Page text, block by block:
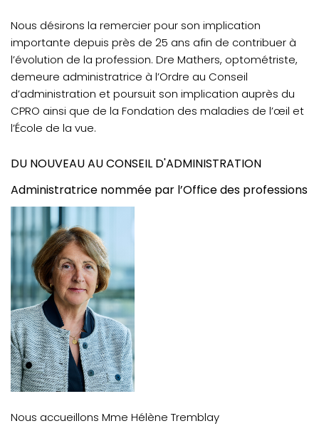
Nous désirons la remercier pour son implication
importante depuis près de 25 ans afin de contribuer à
l’évolution de la profession. Dre Mathers, optométriste,
demeure administratrice à l’Ordre au Conseil
d’administration et poursuit son implication auprès du
CPRO ainsi que de la Fondation des maladies de l’œil et
l’École de la vue.
DU NOUVEAU AU CONSEIL D'ADMINISTRATION
Administratrice nommée par l’Office des professions
Nous accueillons Mme Hélène Tremblay